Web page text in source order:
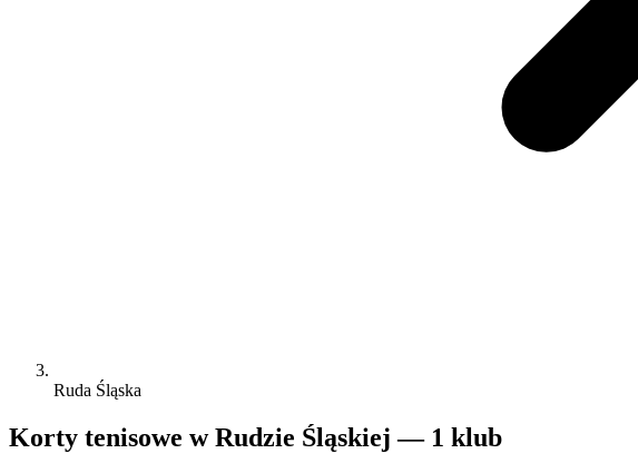
Ruda Śląska
Korty tenisowe w Rudzie Śląskiej — 1 klub